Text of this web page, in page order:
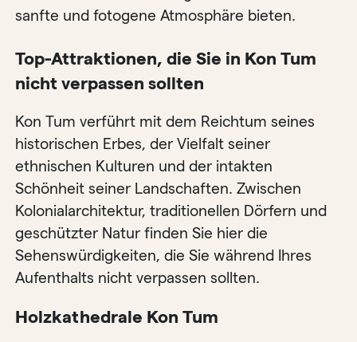
sanfte und fotogene Atmosphäre bieten.
Top-Attraktionen, die Sie in Kon Tum
nicht verpassen sollten
Kon Tum verführt mit dem Reichtum seines
historischen Erbes, der Vielfalt seiner
ethnischen Kulturen und der intakten
Schönheit seiner Landschaften. Zwischen
Kolonialarchitektur, traditionellen Dörfern und
geschützter Natur finden Sie hier die
Sehenswürdigkeiten, die Sie während Ihres
Aufenthalts nicht verpassen sollten.
Holzkathedrale Kon Tum